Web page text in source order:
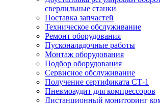
сверлильные станки
Поставка запчастей
Техническое обслуживание
Ремонт оборудования
Пусконаладочные работы
Монтаж оборудования
Подбор оборудования
Сервисное обслуживание
Получение сертификата СТ-1
Пневмоаудит для компрессоров
Дистанционный мониторинг